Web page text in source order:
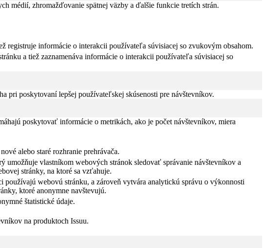
médií, zhromažďovanie spätnej väzby a ďalšie funkcie tretích strán.
registruje informácie o interakcii používateľa súvisiacej so zvukovým obsahom.
a tiež zaznamenáva informácie o interakcii používateľa súvisiacej so
pri poskytovaní lepšej používateľskej skúsenosti pre návštevníkov.
poskytovať informácie o metrikách, ako je počet návštevníkov, miera
alebo staré rozhranie prehrávača.
umožňuje vlastníkom webových stránok sledovať správanie návštevníkov a
stránky, na ktoré sa vzťahuje.
webovú stránku, a zároveň vytvára analytickú správu o výkonnosti
ktoré anonymne navštevujú.
štatistické údaje.
na produktoch Issuu.